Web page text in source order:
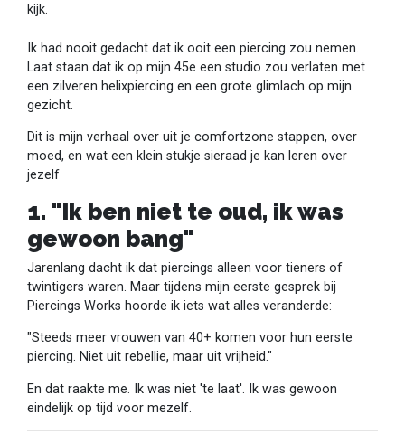
kijk.
Ik had nooit gedacht dat ik ooit een piercing zou nemen.
Laat staan dat ik op mijn 45e een studio zou verlaten met
een zilveren helixpiercing en een grote glimlach op mijn
gezicht.
Dit is mijn verhaal over uit je comfortzone stappen, over
moed, en wat een klein stukje sieraad je kan leren over
jezelf
1. "Ik ben niet te oud, ik was
gewoon bang"
Jarenlang dacht ik dat piercings alleen voor tieners of
twintigers waren. Maar tijdens mijn eerste gesprek bij
Piercings Works hoorde ik iets wat alles veranderde:
"Steeds meer vrouwen van 40+ komen voor hun eerste
piercing. Niet uit rebellie, maar uit vrijheid."
En dat raakte me. Ik was niet 'te laat'. Ik was gewoon
eindelijk op tijd voor mezelf.